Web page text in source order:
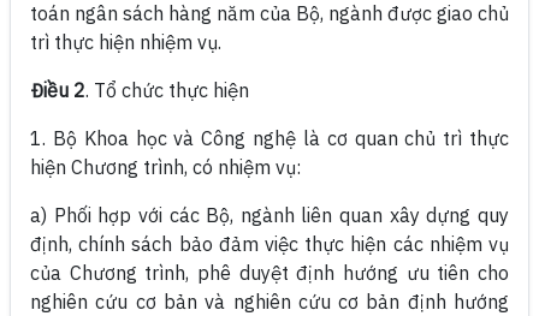
toán ngân sách hàng năm của Bộ, ngành được giao chủ
trì thực hiện nhiệm vụ.
Điều 2. Tổ chức thực hiện
1. Bộ Khoa học và Công nghệ là cơ quan chủ trì thực
hiện Chương trình, có nhiệm vụ:
a) Phối hợp với các Bộ, ngành liên quan xây dựng quy
định, chính sách bảo đảm việc thực hiện các nhiệm vụ
của Chương trình, phê duyệt định hướng ưu tiên cho
nghiên cứu cơ bản và nghiên cứu cơ bản định hướng